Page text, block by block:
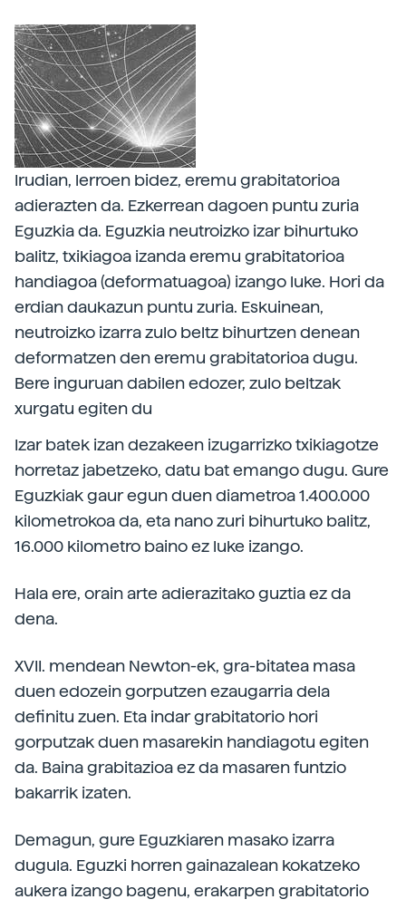
Irudian, lerroen bidez, eremu grabitatorioa
adierazten da. Ezkerrean dagoen puntu zuria
Eguzkia da. Eguzkia neutroizko izar bihurtuko
balitz, txikiagoa izanda eremu grabitatorioa
handiagoa (deformatuagoa) izango luke. Hori da
erdian daukazun puntu zuria. Eskuinean,
neutroizko izarra zulo beltz bihurtzen denean
deformatzen den eremu grabitatorioa dugu.
Bere inguruan dabilen edozer, zulo beltzak
xurgatu egiten du
Izar batek izan dezakeen izugarrizko txikiagotze
horretaz jabetzeko, datu bat emango dugu. Gure
Eguzkiak gaur egun duen diametroa 1.400.000
kilometrokoa da, eta nano zuri bihurtuko balitz,
16.000 kilometro baino ez luke izango.
Hala ere, orain arte adierazitako guztia ez da
dena.
XVII. mendean Newton-ek, gra-bitatea masa
duen edozein gorputzen ezaugarria dela
definitu zuen. Eta indar grabitatorio hori
gorputzak duen masarekin handiagotu egiten
da. Baina grabitazioa ez da masaren funtzio
bakarrik izaten.
Demagun, gure Eguzkiaren masako izarra
dugula. Eguzki horren gainazalean kokatzeko
aukera izango bagenu, erakarpen grabitatorio